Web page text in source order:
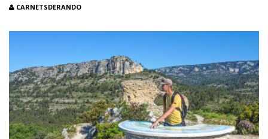
CARNETSDERANDO